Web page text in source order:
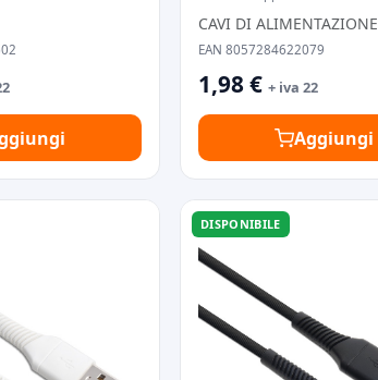
CAVI DI ALIMENTAZIONE
EAN 8057284622079
1,98 € + iva 22
Aggiungi
DISPONIBILE